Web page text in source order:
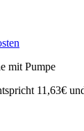
mit Pumpe
11,63€